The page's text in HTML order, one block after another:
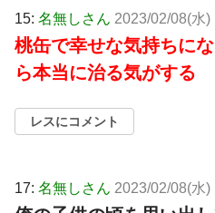
15: 名無しさん 2023/02/08(水
桃缶で幸せな気持ちに
ら本当に治る気がする
レスにコメント
17: 名無しさん 2023/02/08(水